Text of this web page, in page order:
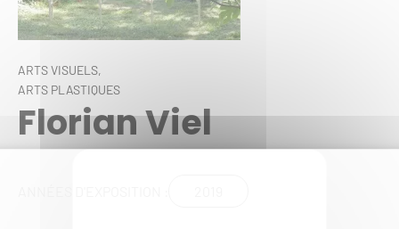
ARTS VISUELS,
ARTS PLASTIQUES
Florian Viel